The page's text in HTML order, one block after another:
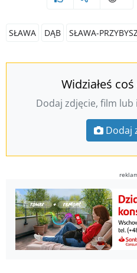
SŁAWA DĄB SŁAWA-
Widziałeś
Dodaj zdjęcie, film
Dodaj